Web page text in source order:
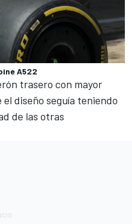
A522
trasero con mayor
diseño seguía teniendo
de las otras